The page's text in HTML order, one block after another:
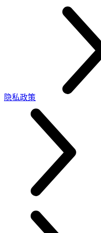
隐私政策